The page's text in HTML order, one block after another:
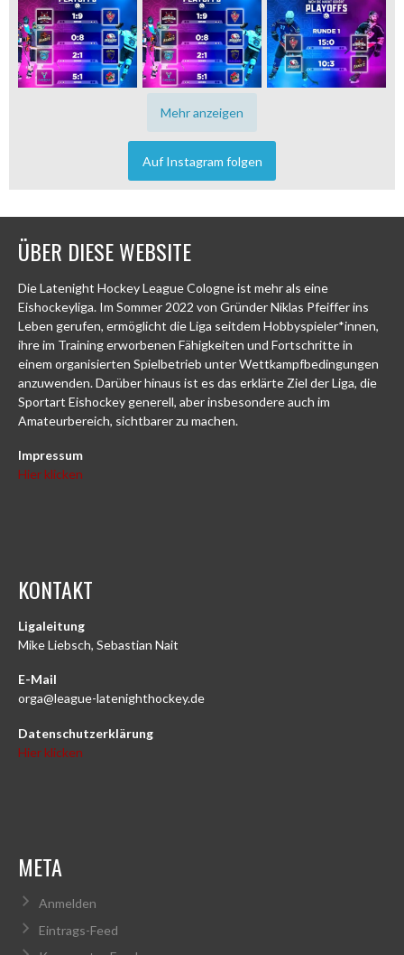
Mehr anzeigen
Auf Instagram folgen
ÜBER DIESE WEBSITE
Die Latenight Hockey League Cologne ist mehr als eine
Eishockeyliga. Im Sommer 2022 von Gründer Niklas Pfeiffer ins
Leben gerufen, ermöglicht die Liga seitdem Hobbyspieler*innen,
ihre im Training erworbenen Fähigkeiten und Fortschritte in
einem organisierten Spielbetrieb unter Wettkampfbedingungen
anzuwenden. Darüber hinaus ist es das erklärte Ziel der Liga, die
Sportart Eishockey generell, aber insbesondere auch im
Amateurbereich, sichtbarer zu machen.
Impressum
Hier klicken
KONTAKT
Ligaleitung
Mike Liebsch, Sebastian Nait
E-Mail
orga@league-latenighthockey.de
Datenschutzerklärung
Hier klicken
META
Anmelden
Eintrags-Feed